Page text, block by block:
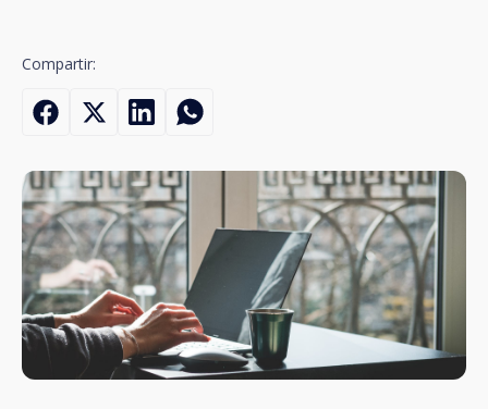
Compartir: